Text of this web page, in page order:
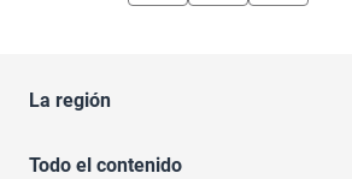
La región
Todo el contenido